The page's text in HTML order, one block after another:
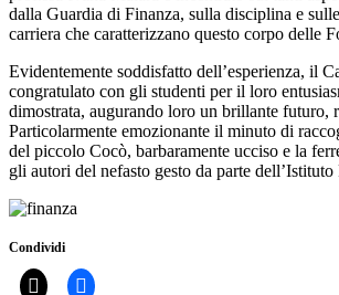
dalla Guardia di Finanza, sulla disciplina e
carriera che caratterizzano questo corpo delle
Evidentemente soddisfatto dell’esperienza, il
congratulato con gli studenti per il loro
dimostrata, augurando loro un brillante futuro,
Particolarmente emozionante il minuto di
del piccolo Cocò, barbaramente ucciso e la
gli autori del nefasto gesto da parte dell’Istituto
Condividi